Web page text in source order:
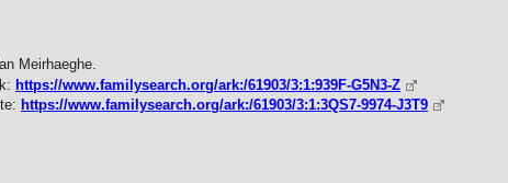
Meirhaeghe.
https://www.familysearch.org/ark:/61903/3:1:939F-G5N3-Z
https://www.familysearch.org/ark:/61903/3:1:3QS7-9974-J3T9